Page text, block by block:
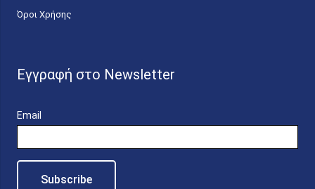
Όροι Χρήσης
Εγγραφή στο Newsletter
Email